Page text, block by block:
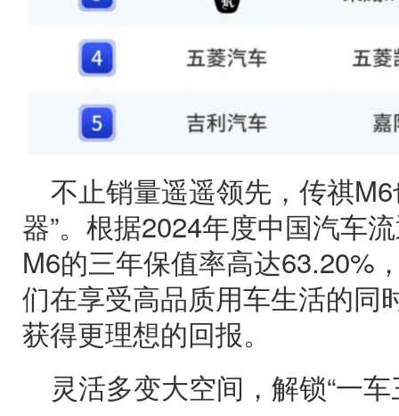
不止销量遥遥领先，传祺
器”。根据2024年度中国汽车
M6的三年保值率高达63.20%
们在享受高品质用车生活的同
获得更理想的回报。
灵活多变大空间，解锁“一